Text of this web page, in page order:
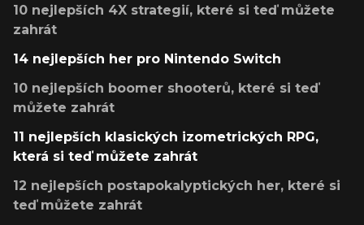
10 nejlepších 4X strategií, které si teď můžete
zahrát
14 nejlepších her pro Nintendo Switch
10 nejlepších boomer shooterů, které si teď
můžete zahrát
11 nejlepších klasických izometrických RPG,
která si teď můžete zahrát
12 nejlepších postapokalyptických her, které si
teď můžete zahrát